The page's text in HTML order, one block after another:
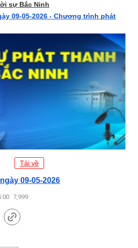
sự Bắc Ninh
09-05-2026 - Chương trình phát
Tải về
09-05-2026
7,999